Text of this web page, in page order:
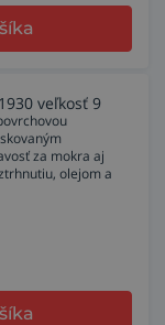
veľkosť 9
za mokra aj
olejom a